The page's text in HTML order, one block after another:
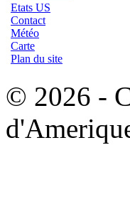
Etats US
Contact
Météo
Carte
Plan du site
© 2026 -